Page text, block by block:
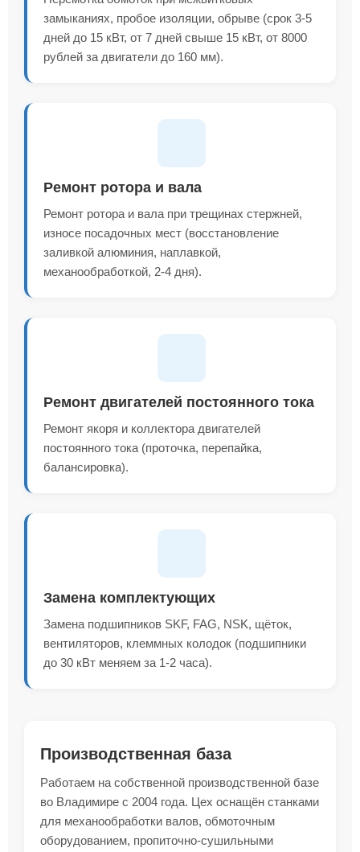
замыканиях, пробое изоляции, обрыве (срок 3-5
дней до 15 кВт, от 7 дней свыше 15 кВт, от 8000
рублей за двигатели до 160 мм).
Ремонт ротора и вала
Ремонт ротора и вала при трещинах стержней,
износе посадочных мест (восстановление
заливкой алюминия, наплавкой,
механообработкой, 2-4 дня).
Ремонт двигателей постоянного тока
Ремонт якоря и коллектора двигателей
постоянного тока (проточка, перепайка,
балансировка).
Замена комплектующих
Замена подшипников SKF, FAG, NSK, щёток,
вентиляторов, клеммных колодок (подшипники
до 30 кВт меняем за 1-2 часа).
Производственная база
Работаем на собственной производственной базе
во Владимире с 2004 года. Цех оснащён станками
для механообработки валов, обмоточным
оборудованием, пропиточно-сушильными